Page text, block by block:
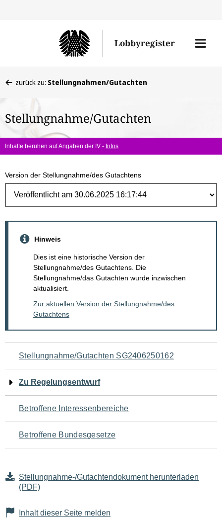
Lobbyregister
Menü
befinden
hier:
zurück zu: Stellungnahmen/Gutachten
Stellungnahme/Gutachten
Inhalte beruhen auf Angaben der IV - Infos
Version der Stellungnahme/des Gutachtens
Hinweis
Dies ist eine historische Version der
Stellungnahme/des Gutachtens. Die
Stellungnahme/das Gutachten wurde inzwischen
aktualisiert.
Zur aktuellen Version der Stellungnahme/des
Gutachtens
Navigation
für
den
Seiteninhalt
Stellungnahme/Gutachten SG2406250162
Zu Regelungsentwurf
Betroffene Interessenbereiche
Betroffene Bundesgesetze
Stellungnahme-/Gutachtendokument herunterladen
(PDF)
Inhalt dieser Seite melden